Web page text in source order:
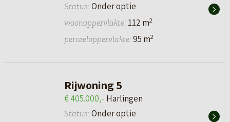
Status: Onder optie
woonoppervlakte: 112 m2
perceeloppervlakte: 95 m2
Rijwoning 5
€ 405.000,- Harlingen
Status: Onder optie